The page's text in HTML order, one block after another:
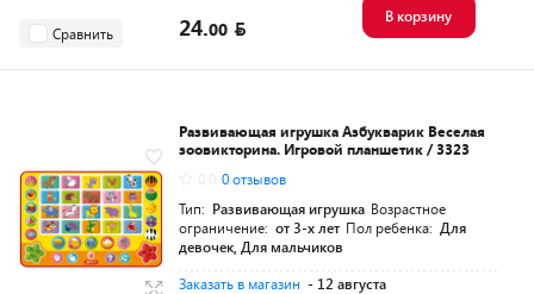
Сравнить 24.00
В корзину
Развивающая игрушка Азбукварик Веселая
зоовикторина. Игровой планшетик / 3323
0 отзывов
Тип: Развивающая игрушка Возрастное
ограничение: от 3-х лет Пол ребенка: Для
девочек, Для мальчиков
Заказать в магазин - 12 августа